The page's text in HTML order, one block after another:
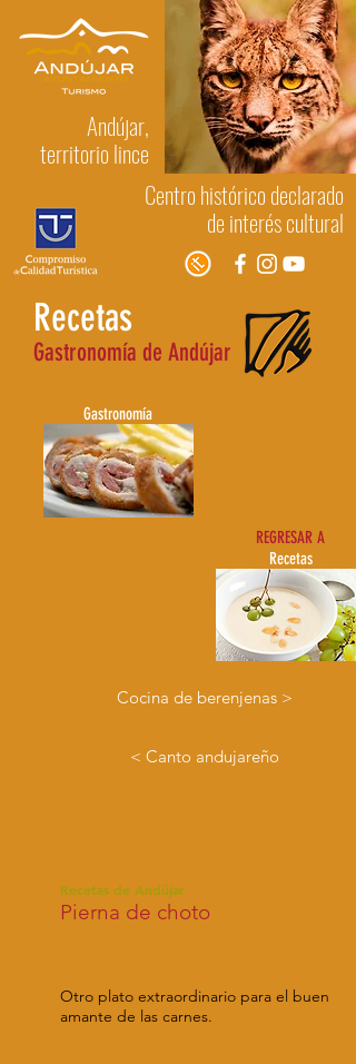
Andújar,
territorio lince
Centro histórico declarado
de interés cultural
Recetas
Gastronomía de Andújar
Gastronomía
REGRESAR A
Recetas
Cocina de berenjenas >
< Canto andujareño
Recetas de Andújar
Pierna de choto
Otro plato extraordinario para el buen
amante de las carnes.